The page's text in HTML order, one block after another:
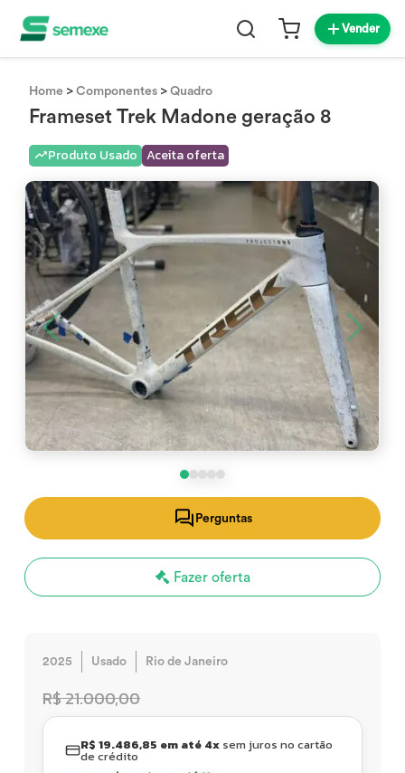
Vender
Home >Componentes >Quadro
Frameset Trek Madone geração 8
Produto Usado Aceita oferta
Perguntas
Fazer oferta
2025 Usado Rio de Janeiro
R$ 21.000,00
R$ 19.486,85 em até 4xsem juros no cartão
de crédito